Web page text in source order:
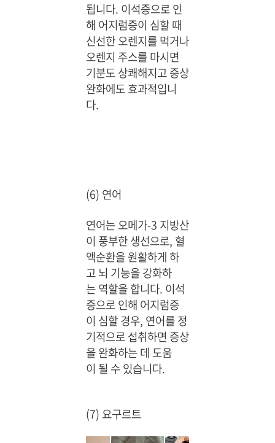
됩니다. 이석증으로 인
해 어지럼증이 심할 때
신선한 오렌지를 먹거나
오렌지 주스를 마시면
기분도 상쾌해지고 증상
완화에도 효과적입니
다.
(6) 연어
연어는 오메가-3 지방산
이 풍부한 생선으로, 혈
액순환을 원활하게 하
고 뇌 기능을 강화하
는 역할을 합니다. 이석
증으로 인해 어지럼증
이 심할 경우, 연어를 정
기적으로 섭취하면 증상
을 완화하는 데 도움
이 될 수 있습니다.
(7) 요구르트